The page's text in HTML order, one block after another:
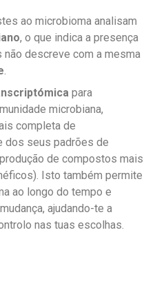
ao microbioma analisam
, o que indica a presença
descreve com a mesma
.
para
microbiana,
completa de
dos seus padrões de
de compostos mais
Isto também permite
ao longo do tempo e
ajudando-te a
nas tuas escolhas.